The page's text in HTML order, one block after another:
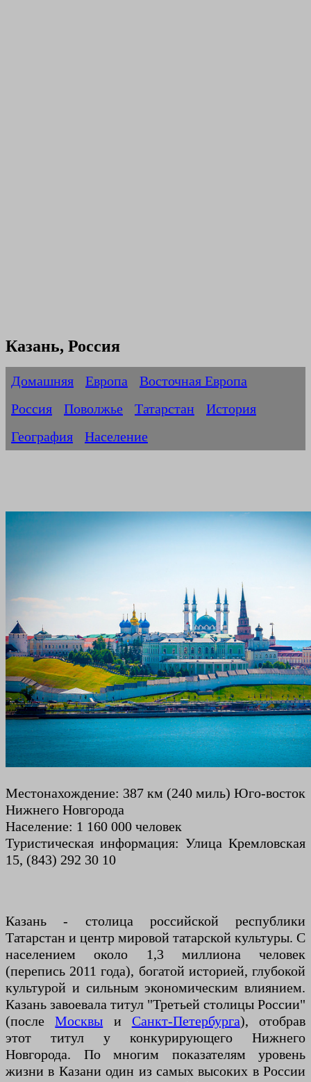
Казань, Россия
Домашняя Европа
Восточная Европа
Россия
Поволжье Татарстан
История
География
Население
Местонахождение: 387 км (240 миль) Юго-восток
Нижнего Новгорода
Население: 1 160 000 человек
Туристическая информация: Улица Кремловская
15, (843) 292 30 10
Казань - столица российской республики
Татарстан и центр мировой татарской культуры. С
населением около 1,3 миллиона человек
(перепись 2011 года), богатой историей, глубокой
культурой и сильным экономическим влиянием.
Казань завоевала титул "Третьей столицы России"
(послеМосквы и Санкт-Петербурга), отобрав
этот титул у конкурирующего Нижнего
Новгорода. По многим показателям уровень
жизни в Казани один из самых высоких в России